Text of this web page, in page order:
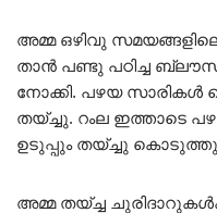
അമ്മ ഒഴിവു
താൻ പണ്ടു പഠിച്ച
നോക്കി. പഴയ സാരികൾ
തയ്ച്ചു. റംല ഇത്താടെ
ഉടുപ്പും തയ്ച്ചു
അമ്മ തയ്ച്ച